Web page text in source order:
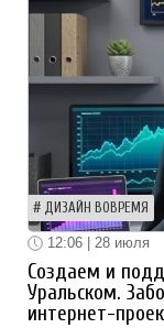
ДИЗАЙН ВОВРЕМЯ
12:06 | 28 июля
Создаем и
Уральском.
интернет-